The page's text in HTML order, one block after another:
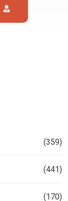
(359)
(441)
(170)